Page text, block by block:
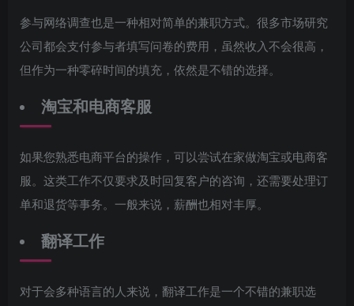
参与网络调查也是一种相对简单的兼职方式。很多市场研究
公司都会支付参与者填写问卷的费用，虽然收入不会很高，
但作为一种零碎时间的填充，依然是不错的选择。
淘宝和电商客服
如果您熟悉电商平台的操作，可以尝试在家做淘宝或电商客
服。这类工作不仅要求及时回复客户的咨询，还需要处理订
单和退货等事务。一般来说，薪酬也相对丰厚。
翻译工作
对于会多种语言的人来说，翻译工作是一个不错的兼职选